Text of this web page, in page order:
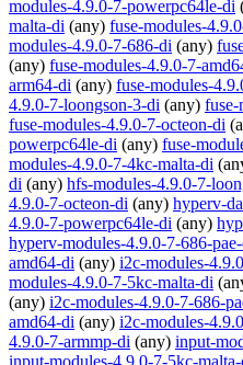
modules-4.9.0-7-powerpc64le-di
malta-di (any) fuse-modules-
modules-4.9.0-7-686-di (any)
(any) fuse-modules-4.9.0-7-
arm64-di (any) fuse-modules-
4.9.0-7-loongson-3-di (any)
fuse-modules-4.9.0-7-octeon-di
powerpc64le-di (any) fuse-
modules-4.9.0-7-4kc-malta-di
di (any) hfs-modules-4.9.0-7-
4.9.0-7-octeon-di (any) hyperv-
4.9.0-7-powerpc64le-di (any)
hyperv-modules-4.9.0-7-686-
amd64-di (any) i2c-modules-
modules-4.9.0-7-5kc-malta-di
(any) i2c-modules-4.9.0-7-686-
amd64-di (any) i2c-modules-
4.9.0-7-armmp-di (any) input-
input-modules-4.9.0-7-5kc-